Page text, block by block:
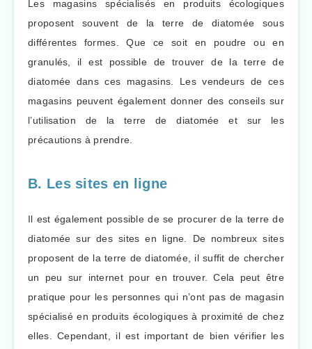
Les magasins spécialisés en produits écologiques
proposent souvent de la terre de diatomée sous
différentes formes. Que ce soit en poudre ou en
granulés, il est possible de trouver de la terre de
diatomée dans ces magasins. Les vendeurs de ces
magasins peuvent également donner des conseils sur
l’utilisation de la terre de diatomée et sur les
précautions à prendre.
B. Les sites en ligne
Il est également possible de se procurer de la terre de
diatomée sur des sites en ligne. De nombreux sites
proposent de la terre de diatomée, il suffit de chercher
un peu sur internet pour en trouver. Cela peut être
pratique pour les personnes qui n’ont pas de magasin
spécialisé en produits écologiques à proximité de chez
elles. Cependant, il est important de bien vérifier les